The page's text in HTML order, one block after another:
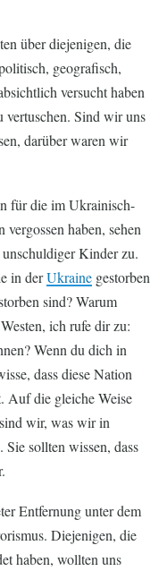
über diejenigen, die
geografisch,
versucht haben
vertuschen. Sind wir uns
darüber waren wir
für die im Ukrainisch-
haben, sehen
Kinder zu.
in derUkraine gestorben
sind? Warum
ich rufe dir zu:
Wenn du dich in
dass diese Nation
Auf die gleiche Weise
wir, was wir in
sollten wissen, dass
Entfernung unter dem
Diejenigen, die
haben, wollten uns